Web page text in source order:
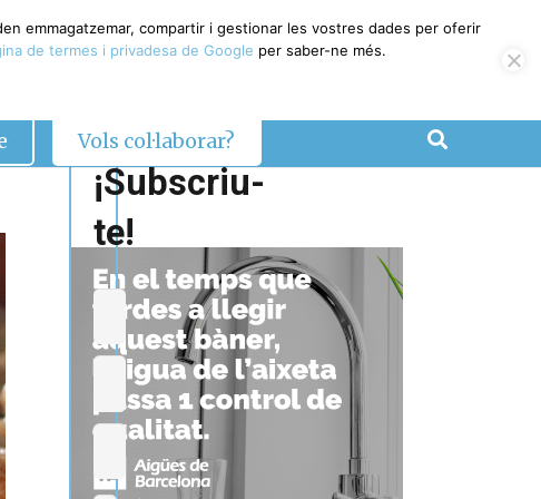
Vols col·laborar?
¡Subscriu-
te!
emmagatzemar, compartir i gestionar les vostres dades per oferir
de termes i privadesa de Google per saber-ne més.